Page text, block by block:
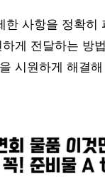
한 사항을 정확히
게 전달하는 방
시원하게 해결